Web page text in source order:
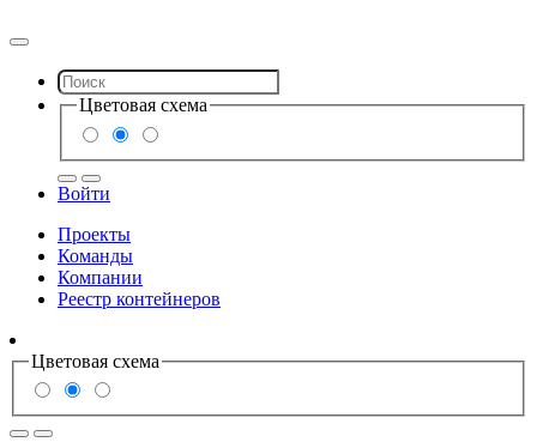
Цветовая схема
Войти
Проекты
Команды
Компании
Реестр контейнеров
Цветовая схема